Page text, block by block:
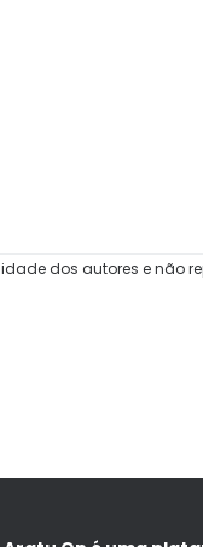
dos autores e não